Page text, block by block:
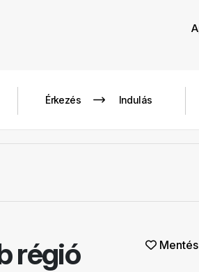
régió Mentés